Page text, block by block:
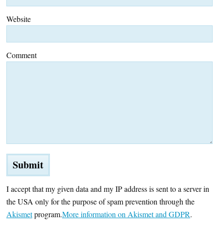
Website
Comment
I accept that my given data and my IP address is sent to a server in
the USA only for the purpose of spam prevention through the
Akismetprogram.More information on Akismet and GDPR.